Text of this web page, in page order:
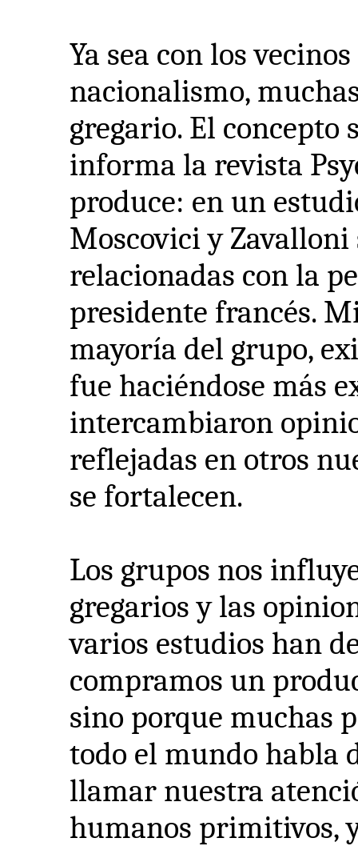
Ya sea con los
nacionalismo,
gregario. El concepto
informa la revista
produce: en un
Moscovici y
relacionadas con la
presidente francés.
mayoría del grupo,
fue haciéndose más
intercambiaron
reflejadas en otros
se fortalecen.
Los grupos nos
gregarios y las
varios estudios han
compramos un
sino porque muchas
todo el mundo habla
llamar nuestra
humanos primitivos,